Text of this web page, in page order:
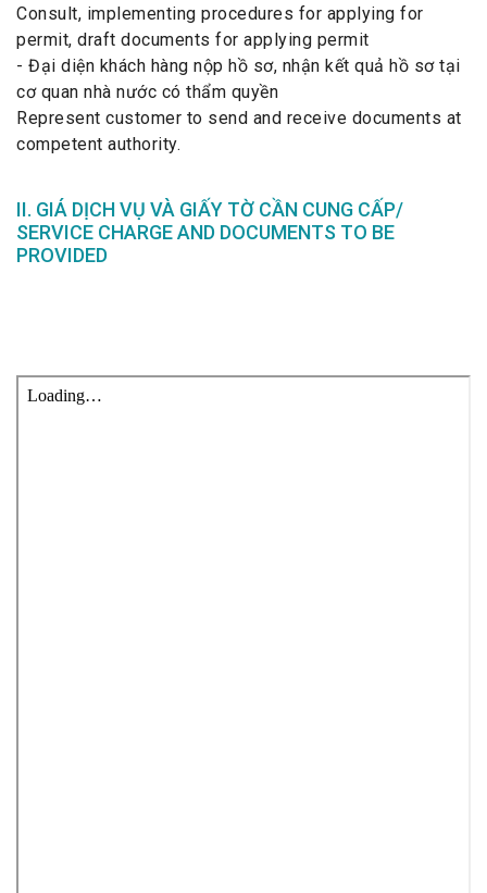
Consult, implementing procedures for applying for
permit, draft documents for applying permit
- Đại diện khách hàng nộp hồ sơ, nhận kết quả hồ sơ tại
cơ quan nhà nước có thẩm quyền
Represent customer to send and receive documents at
competent authority.
II. GIÁ DỊCH VỤ VÀ GIẤY TỜ CẦN CUNG CẤP/
SERVICE CHARGE AND DOCUMENTS TO BE
PROVIDED